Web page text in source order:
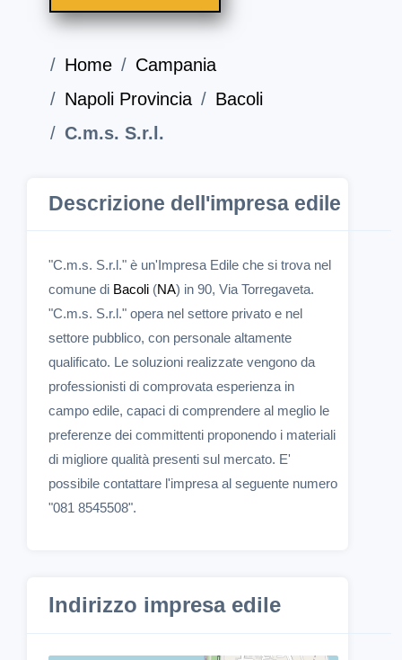
Home
Campania
Napoli Provincia
Bacoli
C.m.s. S.r.l.
Descrizione dell'impresa edile
"C.m.s. S.r.l." è un'Impresa Edile che si trova nel
comune di Bacoli (NA) in 90, Via Torregaveta.
"C.m.s. S.r.l." opera nel settore privato e nel
settore pubblico, con personale altamente
qualificato. Le soluzioni realizzate vengono da
professionisti di comprovata esperienza in
campo edile, capaci di comprendere al meglio le
preferenze dei committenti proponendo i materiali
di migliore qualità presenti sul mercato. E'
possibile contattare l'impresa al seguente numero
"081 8545508".
Indirizzo impresa edile